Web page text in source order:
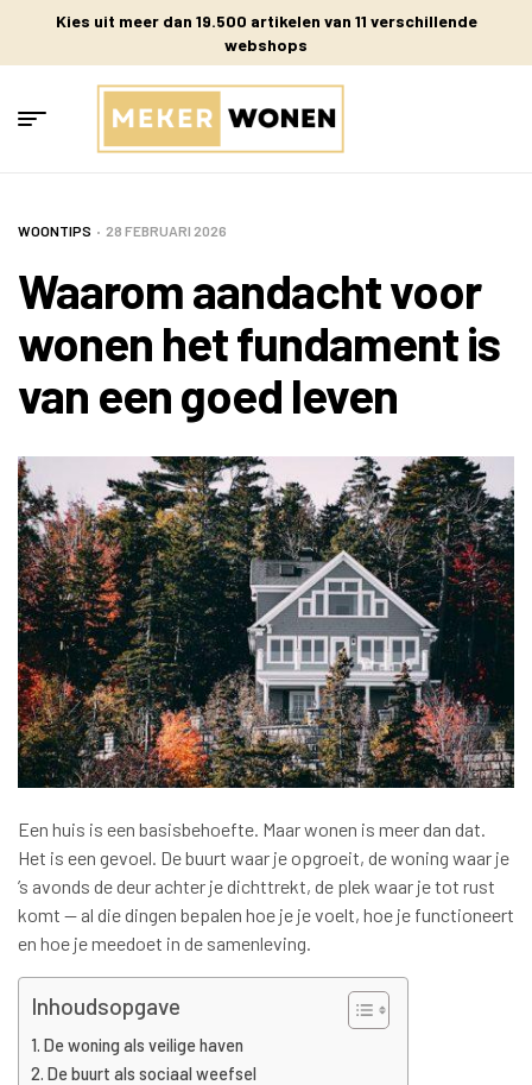
Kies uit meer dan 19.500 artikelen van 11 verschillende
webshops
WOONTIPS 28 FEBRUARI 2026
Waarom aandacht voor
wonen het fundament is
van een goed leven
Een huis is een basisbehoefte. Maar wonen is meer dan dat.
Het is een gevoel. De buurt waar je opgroeit, de woning waar je
’s avonds de deur achter je dichttrekt, de plek waar je tot rust
komt — al die dingen bepalen hoe je je voelt, hoe je functioneert
en hoe je meedoet in de samenleving.
Inhoudsopgave
De woning als veilige haven
De buurt als sociaal weefsel